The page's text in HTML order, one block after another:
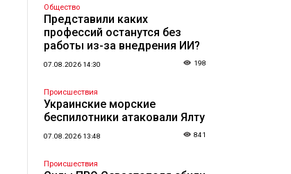
Общество
Представили каких
профессий останутся без
работы из-за внедрения ИИ?
07.08.2026 14:30 198
Происшествия
Украинские морские
беспилотники атаковали Ялту
07.08.2026 13:48 841
Происшествия